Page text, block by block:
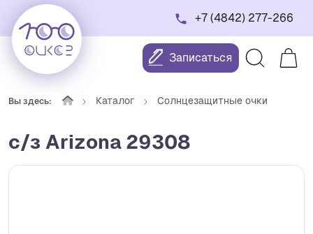
+7 (4842) 277-266
Записаться
Вы здесь: Каталог Солнцезащитные очки
с/з Arizona 29308